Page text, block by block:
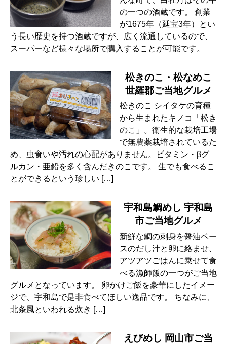
の一つの酒蔵です。 創業
が1675年（延宝3年）とい
う長い歴史を持つ酒蔵ですが、広く流通しているので、
スーパーなど様々な場所で購入することが可能です。
松きのこ・松なめこ
世羅郡ご当地グルメ
松きのこ シイタケの育種
から生まれたキノコ「松き
のこ」。衛生的な栽培工場
で無農薬栽培されているた
め、虫食いや汚れの心配がありません。ビタミン・βグ
ルカン・亜鉛を多く含んだきのこです。 生でも食べるこ
とができるという珍しい […]
宇和島鯛めし 宇和島
市ご当地グルメ
新鮮な鯛の刺身を醤油ベー
スのだし汁と卵に絡ませ、
アツアツごはんに乗せて食
べる漁師飯の一つがご当地
グルメとなっています。 卵かけご飯を豪華にしたイメー
ジで、宇和島で是非食べてほしい逸品です。 ちなみに、
北条風といわれる炊き […]
えびめし 岡山市ご当